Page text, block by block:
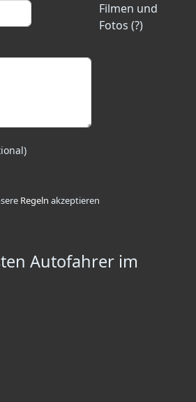
Filmen und
Fotos (?)
Regeln akzeptieren
Autofahrer im